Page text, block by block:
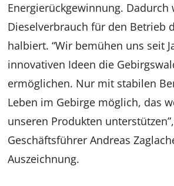
Energierückgewinnung. Dadurch
Dieselverbrauch für den Betrieb
halbiert. “Wir bemühen uns seit
innovativen Ideen die
ermöglichen. Nur mit stabilen
Leben im Gebirge möglich, das
unseren Produkten
Geschäftsführer Andreas
Auszeichnung.